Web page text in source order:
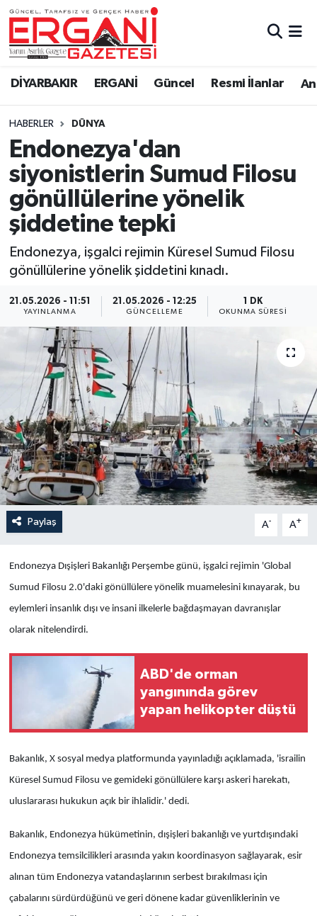
DİYARBAKIR ERGANİ Güncel Resmi İlanlar
HABERLER DÜNYA
Endonezya'dan
siyonistlerin Sumud Filosu
gönüllülerine yönelik
şiddetine tepki
Endonezya, işgalci rejimin Küresel Sumud Filosu
gönüllülerine yönelik şiddetini kınadı.
21.05.2026 - 11:51
YAYINLANMA
21.05.2026 - 12:25
GÜNCELLEME
1 DK
OKUNMA SÜRESI
Paylaş A- A+
Endonezya Dışişleri Bakanlığı Perşembe günü, işgalci rejimin 'Global
Sumud Filosu 2.0'daki gönüllülere yönelik muamelesini kınayarak, bu
eylemleri insanlık dışı ve insani ilkelerle bağdaşmayan davranışlar
olarak nitelendirdi.
ABD'de orman
yangınında görev
yapan helikopter düştü
Bakanlık, X sosyal medya platformunda yayınladığı açıklamada, 'israilin
Küresel Sumud Filosu ve gemideki gönüllülere karşı askeri harekatı,
uluslararası hukukun açık bir ihlalidir.' dedi.
Bakanlık, Endonezya hükümetinin, dışişleri bakanlığı ve yurtdışındaki
Endonezya temsilcilikleri arasında yakın koordinasyon sağlayarak, esir
alınan tüm Endonezya vatandaşlarının serbest bırakılması için
çabalarını sürdürdüğünü ve geri dönene kadar güvenliklerinin ve
DİYARBAKIR
BİSMİL
BAĞLAR
ERGANİ
Güncel
Eği̇ti̇m
Resmi İlanlar
Sağlık
Si̇yaset
Spor
Yaşam
Anali̇z
Bi̇li̇m & Teknoloji̇
Dünya
Eği̇ti̇m
Ergani Nöbetçi Eczaneler
Ergani Hava Durumu
Ergani Trafik Yoğunluk Haritası
Süper Lig Puan Durumu ve Fikstür
Tüm Manşetler
Son Dakika Haberleri
Haber Arşivi